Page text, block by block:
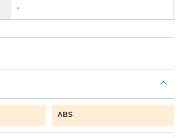
-
ABS